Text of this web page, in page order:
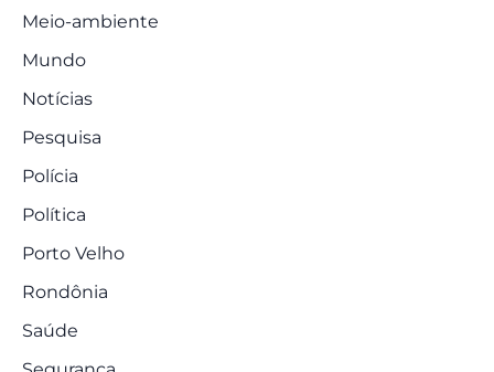
Meio-ambiente
Mundo
Notícias
Pesquisa
Polícia
Política
Porto Velho
Rondônia
Saúde